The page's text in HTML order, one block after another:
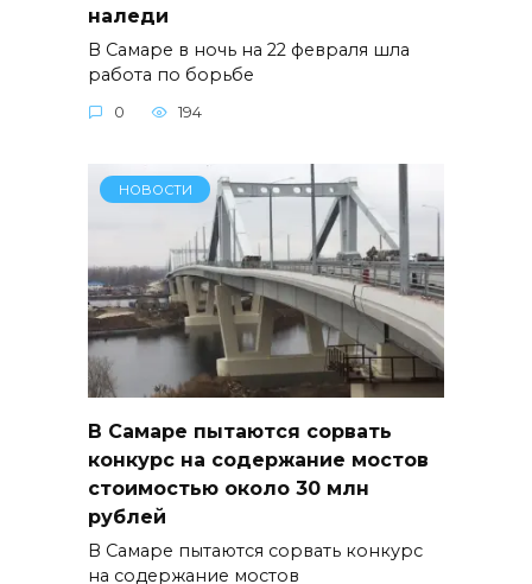
наледи
В Самаре в ночь на 22 февраля шла
работа по борьбе
0 194
НОВОСТИ
В Самаре пытаются сорвать
конкурс на содержание мостов
стоимостью около 30 млн
рублей
В Самаре пытаются сорвать конкурс
на содержание мостов